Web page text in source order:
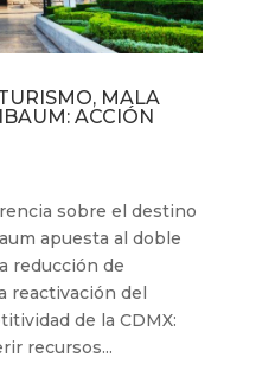
MALA
ACCIÓN
sobre el destino
apuesta al doble
reducción de
reactivación del
de la CDMX:
recursos...